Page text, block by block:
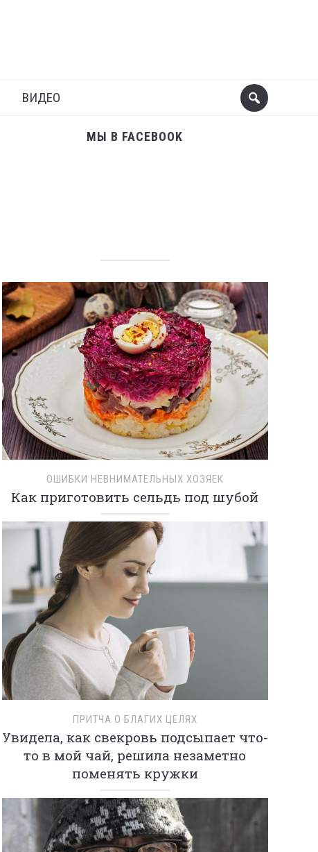
ВИДЕО
МЫ В FACEBOOK
ОШИБКИ НЕВНИМАТЕЛЬНЫХ ХОЗЯЕК
Как приготовить сельдь под шубой
ПРИТЧА О БЛАГИХ ЦЕЛЯХ
Увидела, как свекровь подсыпает что-
то в мой чай, решила незаметно
поменять кружки